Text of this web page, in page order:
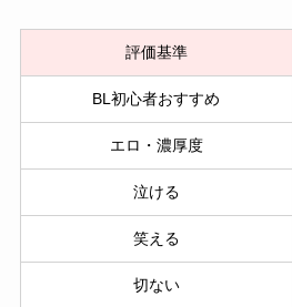
評価基準
BL初心者おすすめ
エロ・濃厚度
泣ける
笑える
切ない